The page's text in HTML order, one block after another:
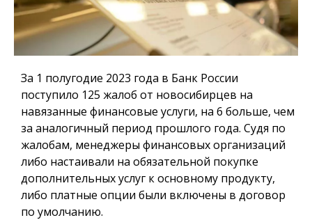
За 1 полугодие 2023 года в Банк России
поступило 125 жалоб от новосибирцев на
навязанные финансовые услуги, на 6 больше, чем
за аналогичный период прошлого года. Судя по
жалобам, менеджеры финансовых организаций
либо настаивали на обязательной покупке
дополнительных услуг к основному продукту,
либо платные опции были включены в договор
по умолчанию.